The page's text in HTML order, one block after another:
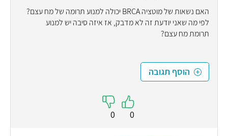
האם נשאות של מוטציה BRCA יכולה למנוע תרומה של מח עצם?
לפי מה שאני יודעת זה לא מדבק, אז איזה סיבה יש למנוע
תרומת מח עצם?
הוסף תגובה
0
0